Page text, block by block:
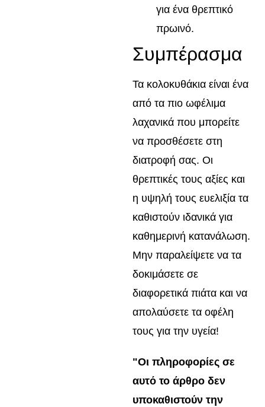
για ένα θρεπτικό
πρωινό.
Συμπέρασμα
Τα κολοκυθάκια είναι ένα
από τα πιο ωφέλιμα
λαχανικά που μπορείτε
να προσθέσετε στη
διατροφή σας. Οι
θρεπτικές τους αξίες και
η υψηλή τους ευελιξία τα
καθιστούν ιδανικά για
καθημερινή κατανάλωση.
Μην παραλείψετε να τα
δοκιμάσετε σε
διαφορετικά πιάτα και να
απολαύσετε τα οφέλη
τους για την υγεία!
"Οι πληροφορίες σε
αυτό το άρθρο δεν
υποκαθιστούν την